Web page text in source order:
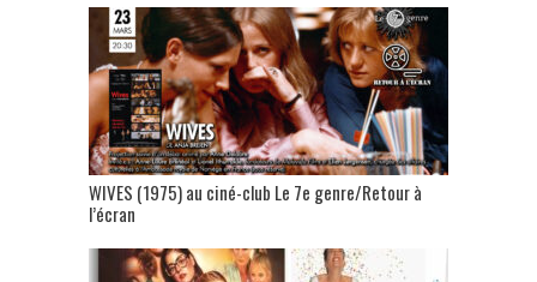
WIVES (1975) au ciné-club Le 7e genre/Retour à
l’écran